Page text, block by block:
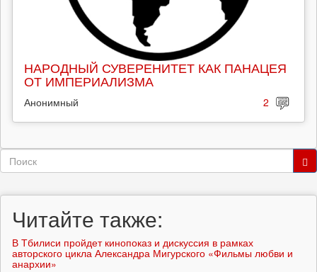
НАРОДНЫЙ СУВЕРЕНИТЕТ КАК ПАНАЦЕЯ
ОТ ИМПЕРИАЛИЗМА
Анонимный 2
Форма
Читайте также:
В Тбилиси пройдет кинопоказ и дискуссия в рамках
авторского цикла Александра Мигурского «Фильмы любви и
анархии»